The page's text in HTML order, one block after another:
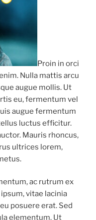
Proin in orci
Nulla mattis arcu
augue mollis. Ut
eu, fermentum vel
augue fermentum
luctus efficitur.
Mauris rhoncus,
ultrices lorem,
ac rutrum ex
vitae lacinia
posuere erat. Sed
elementum. Ut